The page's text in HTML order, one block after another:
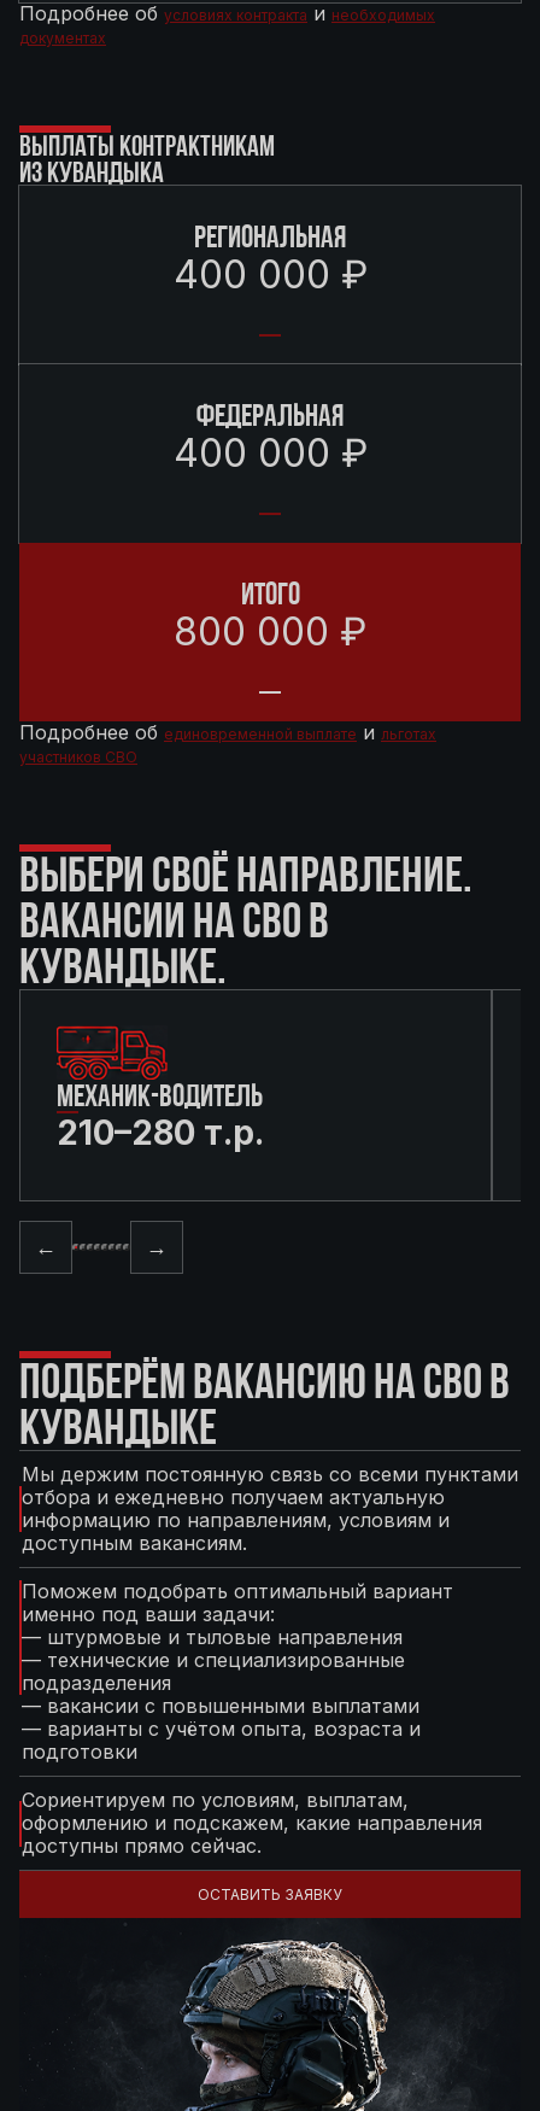
Подробнее об условиях контракта и необходимых
документах
ВЫПЛАТЫ КОНТРАКТНИКАМ
ИЗ КУВАНДЫКА
РЕГИОНАЛЬНАЯ
400 000 ₽
ФЕДЕРАЛЬНАЯ
400 000 ₽
ИТОГО
800 000 ₽
Подробнее об единовременной выплате и льготах
участников СВО
ВЫБЕРИ СВОЁ НАПРАВЛЕНИЕ.
ВАКАНСИИ НА СВО В
КУВАНДЫКЕ.
МЕХАНИК-ВОДИТЕЛЬ
210–280 т.р.
← →
ПОДБЕРЁМ ВАКАНСИЮ НА СВО В
КУВАНДЫКЕ
Мы держим постоянную связь со всеми пунктами
отбора и ежедневно получаем актуальную
информацию по направлениям, условиям и
доступным вакансиям.
Поможем подобрать оптимальный вариант
именно под ваши задачи:
— штурмовые и тыловые направления
— технические и специализированные
подразделения
— вакансии с повышенными выплатами
— варианты с учётом опыта, возраста и
подготовки
Сориентируем по условиям, выплатам,
оформлению и подскажем, какие направления
доступны прямо сейчас.
ОСТАВИТЬ ЗАЯВКУ